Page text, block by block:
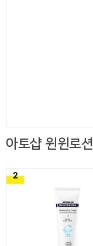
아토샵 윈윈로션
2